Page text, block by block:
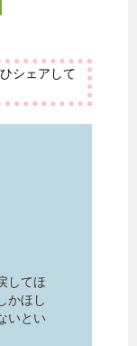
シェアして
してほ
かほし
いとい